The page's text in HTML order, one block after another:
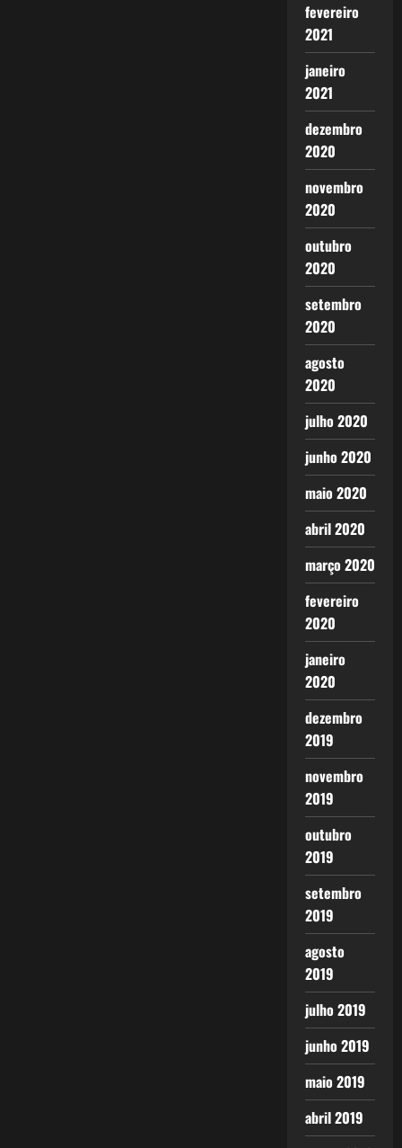
fevereiro
2021
janeiro
2021
dezembro
2020
novembro
2020
outubro
2020
setembro
2020
agosto
2020
julho 2020
junho 2020
maio 2020
abril 2020
março 2020
fevereiro
2020
janeiro
2020
dezembro
2019
novembro
2019
outubro
2019
setembro
2019
agosto
2019
julho 2019
junho 2019
maio 2019
abril 2019